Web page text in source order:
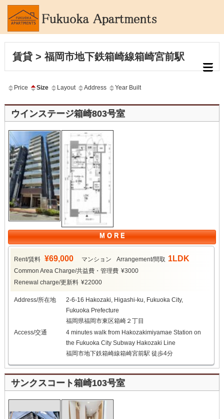
賃貸 > 福岡市地下鉄箱崎線箱崎宮前駅
Price Size Layout Address Year Built
ウインステージ箱崎803号室
M O R E
Rent/賃料 ¥69,000 マンション Arrangement/間取 1LDK
Common Area Charge/共益費・管理費 ¥3000
Renewal charge/更新料 ¥22000
Address/所在地
2-6-16 Hakozaki, Higashi-ku, Fukuoka City,
Fukuoka Prefecture
福岡県福岡市東区箱崎２丁目
Access/交通
4 minutes walk from Hakozakimiyamae Station on
the Fukuoka City Subway Hakozaki Line
福岡市地下鉄箱崎線箱崎宮前駅 徒歩4分
サンクスコート箱崎103号室